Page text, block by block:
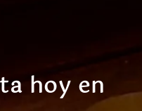
hoy en